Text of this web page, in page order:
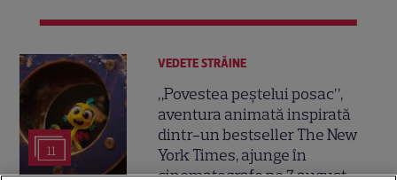
11
VEDETE STRĂINE
„Povestea peștelui posac”,
aventura animată inspirată
dintr-un bestseller The New
York Times, ajunge în
cinematografe pe 7 august